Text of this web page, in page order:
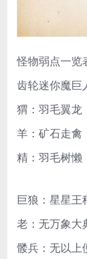
怪物弱点一览
齿轮迷你魔巨
猬：羽毛翼龙
羊：矿石走禽
精：羽毛树懒
巨狼：星星王
老：无万象大
髅兵：无以上